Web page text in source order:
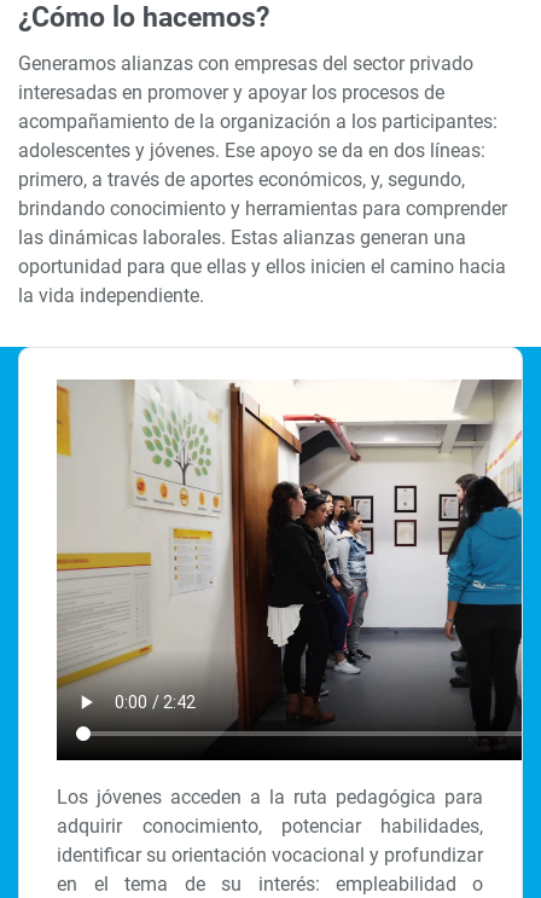
¿Cómo lo hacemos?
Generamos alianzas con empresas del sector privado
interesadas en promover y apoyar los procesos de
acompañamiento de la organización a los participantes:
adolescentes y jóvenes. Ese apoyo se da en dos líneas:
primero, a través de aportes económicos, y, segundo,
brindando conocimiento y herramientas para comprender
las dinámicas laborales. Estas alianzas generan una
oportunidad para que ellas y ellos inicien el camino hacia
la vida independiente.
Los jóvenes acceden a la ruta pedagógica para
adquirir conocimiento, potenciar habilidades,
identificar su orientación vocacional y profundizar
en el tema de su interés: empleabilidad o